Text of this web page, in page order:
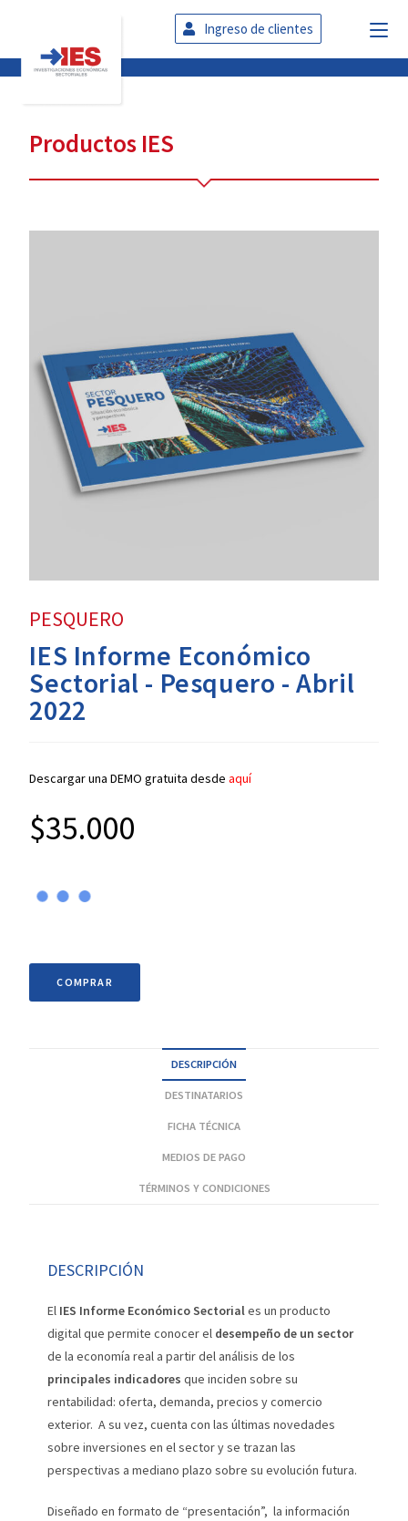
Ingreso de clientes
Productos IES
PESQUERO
IES Informe Económico
Sectorial - Pesquero - Abril
2022
Descargar una DEMO gratuita desdeaquí
$35.000
COMPRAR
DESCRIPCIÓN
DESTINATARIOS
FICHA TÉCNICA
MEDIOS DE PAGO
TÉRMINOS Y CONDICIONES
DESCRIPCIÓN
El IES Informe Económico Sectorial es un producto
digital que permite conocer el desempeño de un sector
de la economía real a partir del análisis de los
principales indicadores que inciden sobre su
rentabilidad: oferta, demanda, precios y comercio
exterior. A su vez, cuenta con las últimas novedades
sobre inversiones en el sector y se trazan las
perspectivas a mediano plazo sobre su evolución futura.
Diseñado en formato de “presentación”, la información